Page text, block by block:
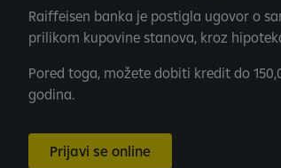
Raiffeisen banka je postigla ugovor o
prilikom kupovine stanova, kroz
Pored toga, možete dobiti kredit do
godina.
Prijavi se online